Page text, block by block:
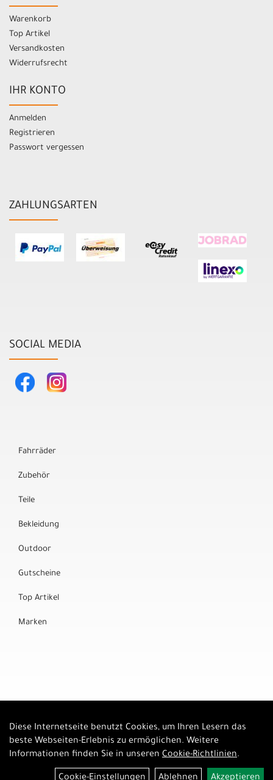
Warenkorb
Top Artikel
Versandkosten
Widerrufsrecht
IHR KONTO
Anmelden
Registrieren
Passwort vergessen
ZAHLUNGSARTEN
SOCIAL MEDIA
Fahrräder
Zubehör
Teile
Bekleidung
Outdoor
Gutscheine
Top Artikel
Marken
Diese Internetseite benutzt Cookies, um Ihren Lesern das
beste Webseiten-Erlebnis zu ermöglichen. Weitere
Informationen finden Sie in unseren Cookie-Richtlinien.
Auftrag widerrufen